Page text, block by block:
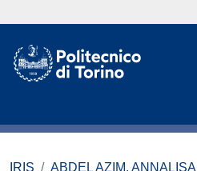
IRIS ABDEL AZIM, ANNALISA